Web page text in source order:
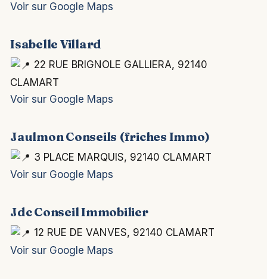
Voir sur Google Maps
Isabelle Villard
22 RUE BRIGNOLE GALLIERA, 92140
CLAMART
Voir sur Google Maps
Jaulmon Conseils (friches Immo)
3 PLACE MARQUIS, 92140 CLAMART
Voir sur Google Maps
Jdc Conseil Immobilier
12 RUE DE VANVES, 92140 CLAMART
Voir sur Google Maps